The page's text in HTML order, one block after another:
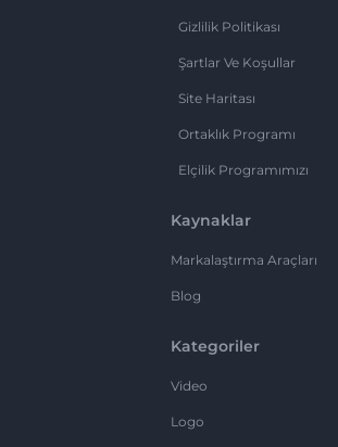
Gizlilik Politikası
Şartlar Ve Koşullar
Site Haritası
Ortaklık Programı
Elçilik Programımızı
Kaynaklar
Markalaştırma Araçları
Blog
Kategoriler
Video
Logo